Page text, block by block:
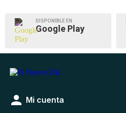
DISPONIBLE EN
Google Play
Mi cuenta